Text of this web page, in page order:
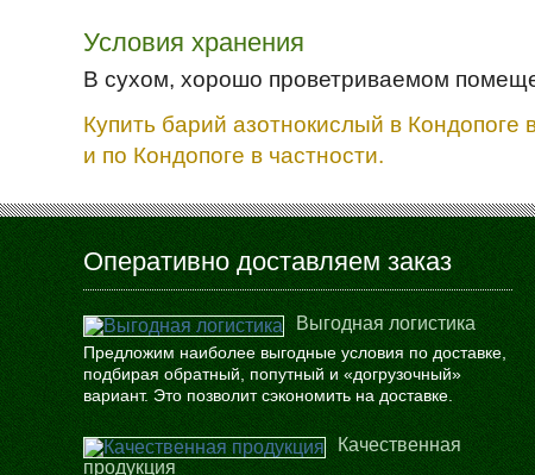
Условия хранения
В сухом, хорошо проветриваемом
Купить барий азотнокислый в
и по Кондопоге в частности.
Оперативно доставляем заказ
Выгодная логистика
Предложим наиболее выгодные условия по доставке,
подбирая обратный, попутный и «догрузочный»
вариант. Это позволит сэкономить на доставке.
Качественная
продукция